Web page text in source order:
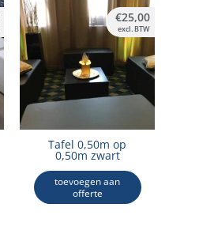
Tafel 0,50m op
0,50m zwart
toevoegen aan
offerte
€25,00
excl. BTW